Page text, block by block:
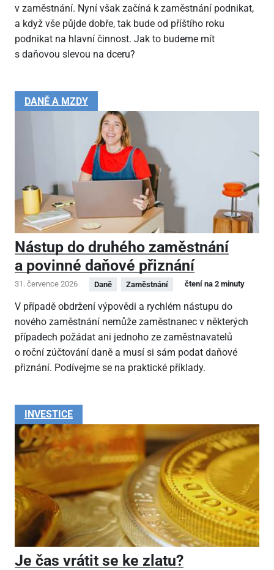
v zaměstnání. Nyní však začíná k zaměstnání podnikat,
a když vše půjde dobře, tak bude od příštího roku
podnikat na hlavní činnost. Jak to budeme mít
s daňovou slevou na dceru?
DANĚ A MZDY
Nástup do druhého zaměstnání
a povinné daňové přiznání
31. července 2026 Daně Zaměstnání čtení na 2 minuty
V případě obdržení výpovědi a rychlém nástupu do
nového zaměstnání nemůže zaměstnanec v některých
případech požádat ani jednoho ze zaměstnavatelů
o roční zúčtování daně a musí si sám podat daňové
přiznání. Podívejme se na praktické příklady.
INVESTICE
Je čas vrátit se ke zlatu?